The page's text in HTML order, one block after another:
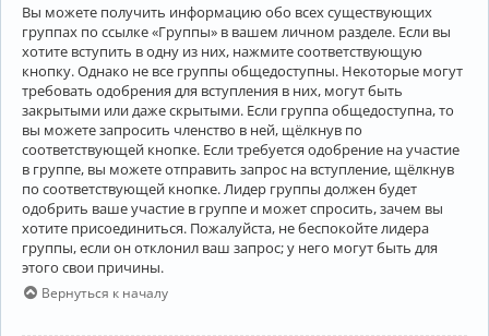
Вы можете получить информацию обо всех существующих
группах по ссылке «Группы» в вашем личном разделе. Если вы
хотите вступить в одну из них, нажмите соответствующую
кнопку. Однако не все группы общедоступны. Некоторые могут
требовать одобрения для вступления в них, могут быть
закрытыми или даже скрытыми. Если группа общедоступна, то
вы можете запросить членство в ней, щёлкнув по
соответствующей кнопке. Если требуется одобрение на участие
в группе, вы можете отправить запрос на вступление, щёлкнув
по соответствующей кнопке. Лидер группы должен будет
одобрить ваше участие в группе и может спросить, зачем вы
хотите присоединиться. Пожалуйста, не беспокойте лидера
группы, если он отклонил ваш запрос; у него могут быть для
этого свои причины.
Вернуться к началу